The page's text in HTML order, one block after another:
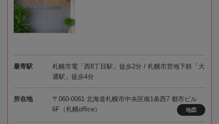
最寄駅
札幌市電「西8丁目駅」徒歩2分 / 札幌市営地下鉄「大
通駅」徒歩4分
所在地
〒060-0061 北海道札幌市中央区南1条西7 都市ビル
6F（札幌office）
地図